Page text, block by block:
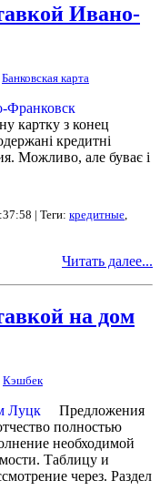
Ивано-
Банковская карта
картку з конец
кредитні
Можливо, але буває і
| Теги: кредитные,
Читать далее...
на дом
Кэшбек
Предложения
полностью
необходимой
Таблицу и
через. Раздел